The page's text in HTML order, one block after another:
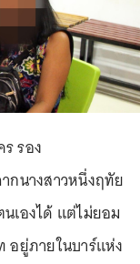
รอง
กนางสาวหนึ่งฤทัย
เองได้ แต่ไม่ยอม
อยู่ภายในบาร์แห่ง